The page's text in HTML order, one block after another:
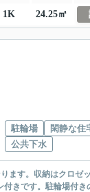
1K 24.25㎡
駐輪場
閑静な住
公共下水
ます。収納はクロゼ
きです。駐輪場付